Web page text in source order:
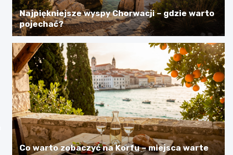
Najpiękniejsze wyspy Chorwacji – gdzie warto
pojechać?
Co warto zobaczyć na Korfu – miejsca warte